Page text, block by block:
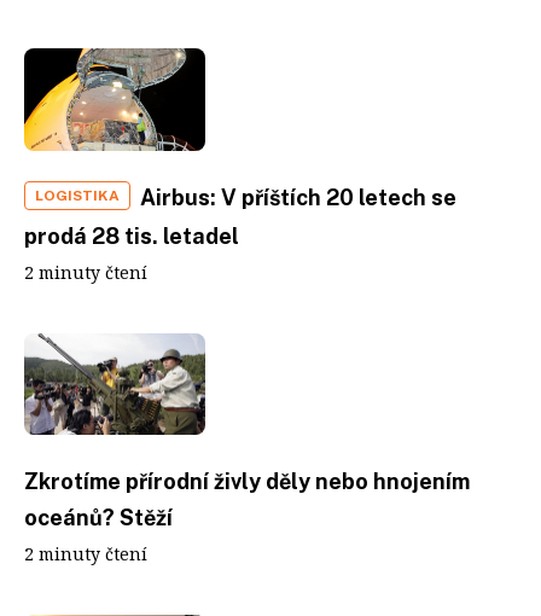
LOGISTIKA
Airbus: V příštích 20 letech se
prodá 28 tis. letadel
2 minuty čtení
Zkrotíme přírodní živly děly nebo hnojením
oceánů? Stěží
2 minuty čtení